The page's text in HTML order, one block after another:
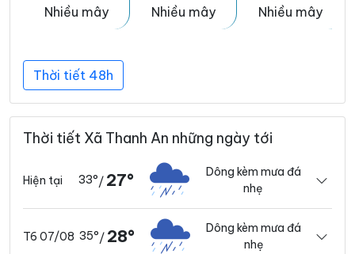
Nhiều mây
Nhiều mây
Nhiều mây
Thời tiết 48h
Thời tiết Xã Thanh An những ngày tới
Hiện tại 33°/ 27°
Dông kèm mưa đá
nhẹ
T6 07/08 35°/ 28°
Dông kèm mưa đá
nhẹ